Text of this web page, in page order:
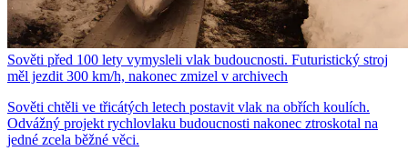
Sověti před 100 lety vymysleli vlak budoucnosti. Futuristický stroj
měl jezdit 300 km/h, nakonec zmizel v archivech
Sověti chtěli ve třicátých letech postavit vlak na obřích koulích.
Odvážný projekt rychlovlaku budoucnosti nakonec ztroskotal na
jedné zcela běžné věci.